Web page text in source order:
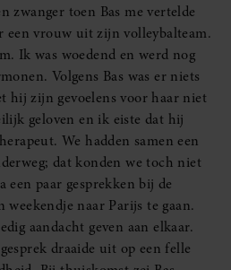
zwanger toen Bas me vertelde
een vrouw uit zijn volleybalteam.
Ik was woedend en werd nog
Volgens Bas was er niets
hij zijn gevoelens voor haar niet
geloven en ik eiste dat hij
We hadden samen een
dat konden we toch niet
een paar gesprekken bij de
weekendje naar Parijs te gaan.
aandacht geven aan elkaar.
draaide uit op een felle